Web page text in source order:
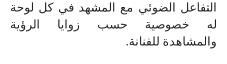
التفاعل الضوئي مع المشهد في كل لوحة
له خصوصية حسب زوايا الرؤية
والمشاهدة للفنانة.